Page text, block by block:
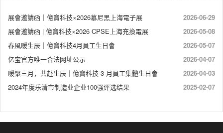
展會邀請函｜億寶科技×2026慕尼黑上海電子展
2026-06-29
展會邀請函 | 億寶科技×2026 CPSE上海充換電展
2026-05-08
春風暖生辰｜億寶科技4月員工生日會
2026-05-07
亿宝官方唯一合法网址公示
2026-04-07
暖聚三月，共赴生辰｜億寶科技 3 月員工集體生日會
2026-04-03
2024年度乐清市制造业企业100强评选结果
2025-02-07